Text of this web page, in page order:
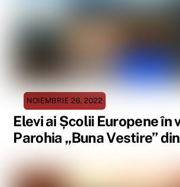
NOIEMBRIE 26, 2022
Elevi ai Școlii Europene în
Parohia „Buna Vestire”